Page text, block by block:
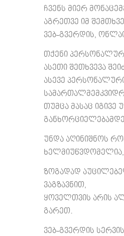
ჩვენს მიერ
აგრეთვე იმ
ვებ-გვერდის,
თქენი
ასეთი შეთხვევა
ასევე
თუმცა მასაც იგივე
უნდა აღინიშნოს
ხელმიუწვდომელია,
ზოგადად
ვაგზავნით,
ყოველთვის არის
გარეთ.
ვებ-გვერდის